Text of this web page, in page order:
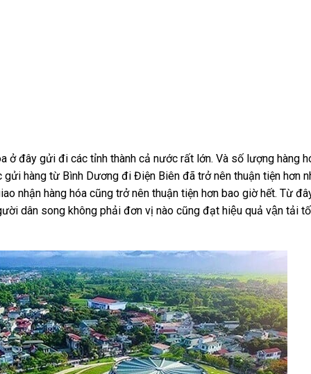
ở đây gửi đi các tỉnh thành cả nước rất lớn. Và số lượng hàng
hàng từ Bình Dương đi Điện Biên đã trở nên thuận tiện hơn
nhận hàng hóa cũng trở nên thuận tiện hơn bao giờ hết. Từ
dân song không phải đơn vị nào cũng đạt hiệu quả vận tải